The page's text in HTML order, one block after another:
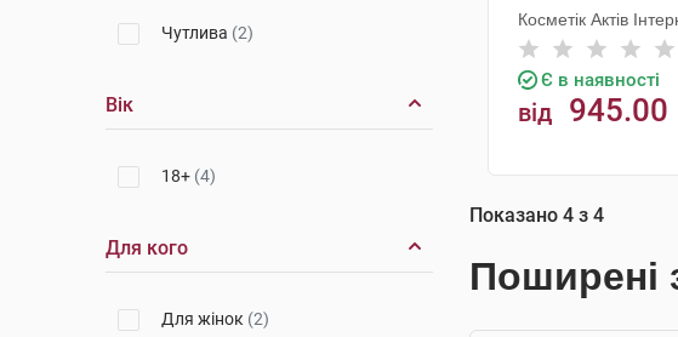
Чутлива (2)
Вік
18+ (4)
Для кого
Для жінок (2)
Косметік Актів
Є в наявності
від 945.00
Показано 4 з 4
Поширені